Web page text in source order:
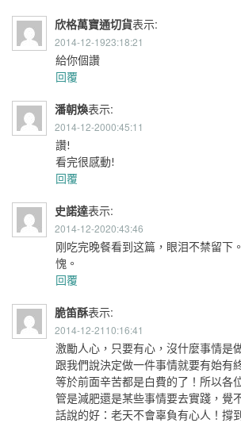
欣格萬寶通切貨表示:
2014-12-1923:18:21
給你個讚
回覆
潘朝煥表示:
2014-12-2000:45:11
讚!
看完很感動!
回覆
史諾達表示:
2014-12-2020:43:46
刚吃完晚餐看到这篇，眼泪不禁留下
愧。
回覆
脆笛酥表示:
2014-12-2110:16:41
激勵人心，只要有心，沒什麼事情是
跟我們說決定做一件事情就要有始有
等於前面辛苦都是白費的了！所以各
管是減肥還是某些事情要去實踐，覺
話說的好：老天不會辜負有心人！撐